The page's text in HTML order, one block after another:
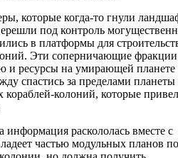
которые когда-то гнули
под контроль
в платформы для
Эти соперничающие фракции
и ресурсы на умирающей планете
спастись за пределами планеты
кораблей-колоний, которые
информация раскололась вместе с
частью модульных планов по